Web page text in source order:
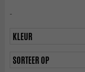
-
KLEUR
SORTEER OP